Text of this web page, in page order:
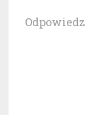
Odpowiedz